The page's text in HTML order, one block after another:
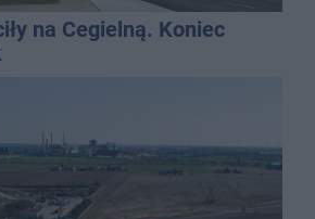
na Cegielną. Koniec